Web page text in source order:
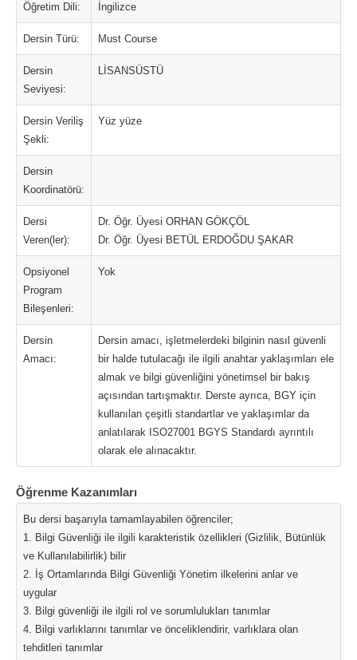
Öğretim Dili: İngilizce
Dersin Türü: Must Course
Dersin
Seviyesi:
LİSANSÜSTÜ
Dersin Veriliş
Şekli:
Yüz yüze
Dersin
Koordinatörü:
Dersi
Veren(ler):
Dr. Öğr. Üyesi ORHAN GÖKÇÖL
Dr. Öğr. Üyesi BETÜL ERDOĞDU ŞAKAR
Opsiyonel
Program
Bileşenleri:
Yok
Dersin
Amacı:
Dersin amacı, işletmelerdeki bilginin nasıl güvenli
bir halde tutulacağı ile ilgili anahtar yaklaşımları ele
almak ve bilgi güvenliğini yönetimsel bir bakış
açısından tartışmaktır. Derste ayrıca, BGY için
kullanılan çeşitli standartlar ve yaklaşımlar da
anlatılarak ISO27001 BGYS Standardı ayrıntılı
olarak ele alınacaktır.
Öğrenme Kazanımları
Bu dersi başarıyla tamamlayabilen öğrenciler;
1. Bilgi Güvenliği ile ilgili karakteristik özellikleri (Gizlilik, Bütünlük
ve Kullanılabilirlik) bilir
2. İş Ortamlarında Bilgi Güvenliği Yönetim ilkelerini anlar ve
uygular
3. Bilgi güvenliği ile ilgili rol ve sorumlulukları tanımlar
4. Bilgi varlıklarını tanımlar ve önceliklendirir, varlıklara olan
tehditleri tanımlar